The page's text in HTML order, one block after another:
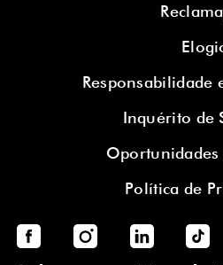
Responsabilidade
Inquérito de
Oportunidades
Política de